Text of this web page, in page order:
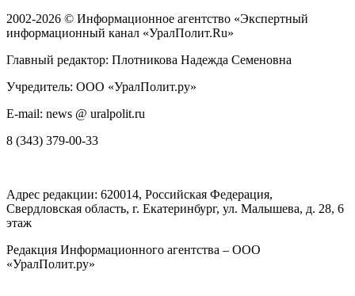
2002-2026 © Информационное агентство «Экспертный
информационный канал «УралПолит.Ru»
Главный редактор: Плотникова Надежда Семеновна
Учредитель: ООО «УралПолит.ру»
E-mail: news @ uralpolit.ru
8 (343) 379-00-33
Адрес редакции: 620014, Российская Федерация,
Свердловская область, г. Екатеринбург, ул. Малышева, д. 28, 6
этаж
Редакция Информационного агентства – ООО
«УралПолит.ру»